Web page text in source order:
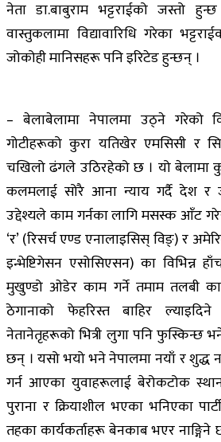
नेता डा.बाबुराम भट्टराईको जस्तो
वास्तुकलामा विद्यावारिधि गरेका
जोकोही मानिसहरू पनि इरिटेड हुन्छन् ।
– बेलाबेलामा नेपालमा उठ्ने गरेको
गोटीहरूको कुरा यतिखेर एमसिसी र
चखिलो ढंगले उठिरहेको छ । यो बेलामा
कलमलाई सोरै आना न्याय गर्दै देश र
उद्देश्यले काम गर्नका लागि मसस्क आँट
‘र’ (रिसर्च एण्ड एनालाइसिस् विङ्) र
इन्भेष्टिगेसन एसोसिएसन) का विभिन्न
मुखुण्डो ओडेर काम गर्ने तमाम तलबी
ठेगानाको फेहरिस्त बाहिर
नेतानेतृहरूको भित्री लुगा पनि फुस्किन्छ
छन् । यसो भयो भने नेपालमा नयाँ र शुद्ध
गर्न आएका युवाहरूलाई बेरोकटोक
पुराना र क्रियाशील भएका भनिएका
तहका कार्यकर्ताहरू बेनकाब भएर नाङ्गिने